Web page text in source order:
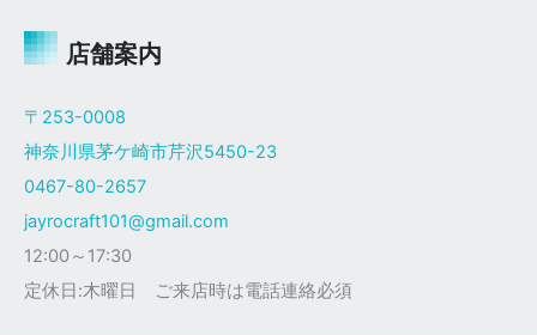
Ｘ
ク
様
店舗案内
〒253-0008
神奈川県茅ケ崎市芹沢5450-23
0467-80-2657
jayrocraft101@gmail.com
12:00～17:30
定休日:木曜日 ご来店時は電話連絡必須